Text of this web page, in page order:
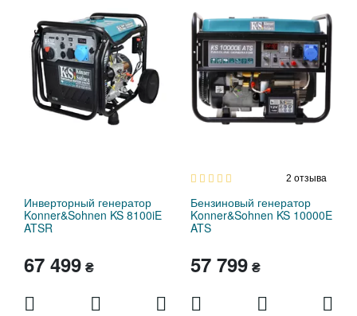
Инверторный генератор
Konner&Sohnen KS 8100iE
ATSR
67 499₴
2 отзыва
Бензиновый генератор
Konner&Sohnen KS 10000E
ATS
57 799₴